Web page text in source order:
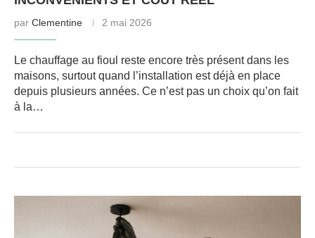
par Clementine 2 mai 2026
Le chauffage au fioul reste encore très présent dans les
maisons, surtout quand l’installation est déjà en place
depuis plusieurs années. Ce n’est pas un choix qu’on fait
à la…